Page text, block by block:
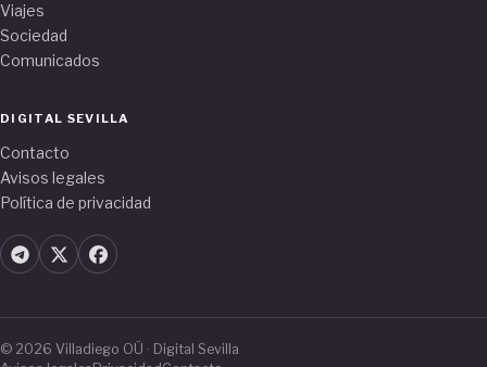
Viajes
Sociedad
Comunicados
DIGITAL SEVILLA
Contacto
Avisos legales
Política de privacidad
© 2026 Villadiego OÜ · Digital Sevilla